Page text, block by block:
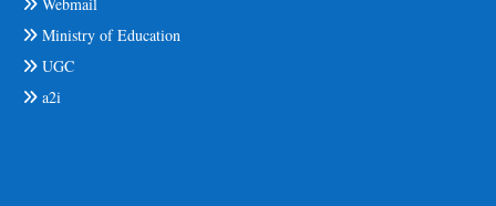
Ministry of Education
UGC
a2i